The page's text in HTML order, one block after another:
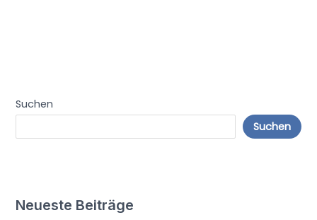
Suchen
Suchen
Neueste Beiträge